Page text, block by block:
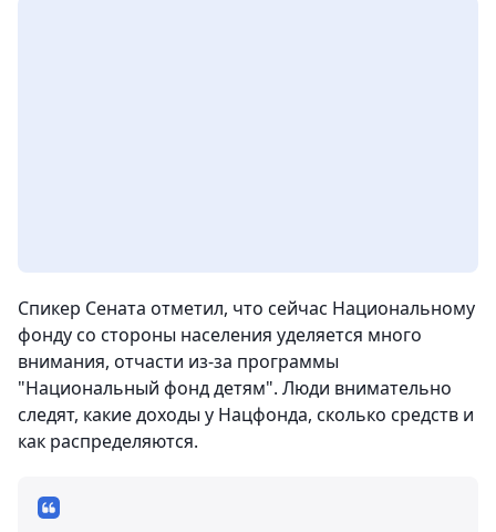
Спикер Сената отметил, что сейчас Национальному
фонду со стороны населения уделяется много
внимания, отчасти из-за программы
"Национальный фонд детям". Люди внимательно
следят, какие доходы у Нацфонда, сколько средств и
как распределяются.